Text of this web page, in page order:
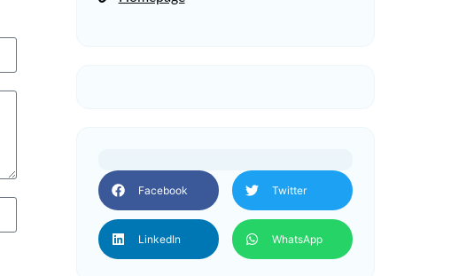
Facebook Twitter
LinkedIn WhatsApp